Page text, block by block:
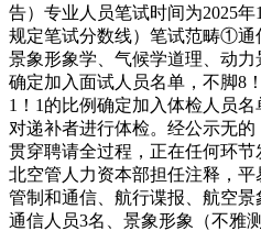
告）专业人员笔试时间为2025
规定笔试分数线）笔试范畴①通
景象形象学、气候学道理、动
确定加入面试人员名单，不脚8
1！1的比例确定加入体检人员
对递补者进行体检。经公示无
贯穿聘请全过程，正在任何环
北空管人力资本部担任注释，
管制和通信、航行谍报、航空
通信人员3名、景象形象（不雅